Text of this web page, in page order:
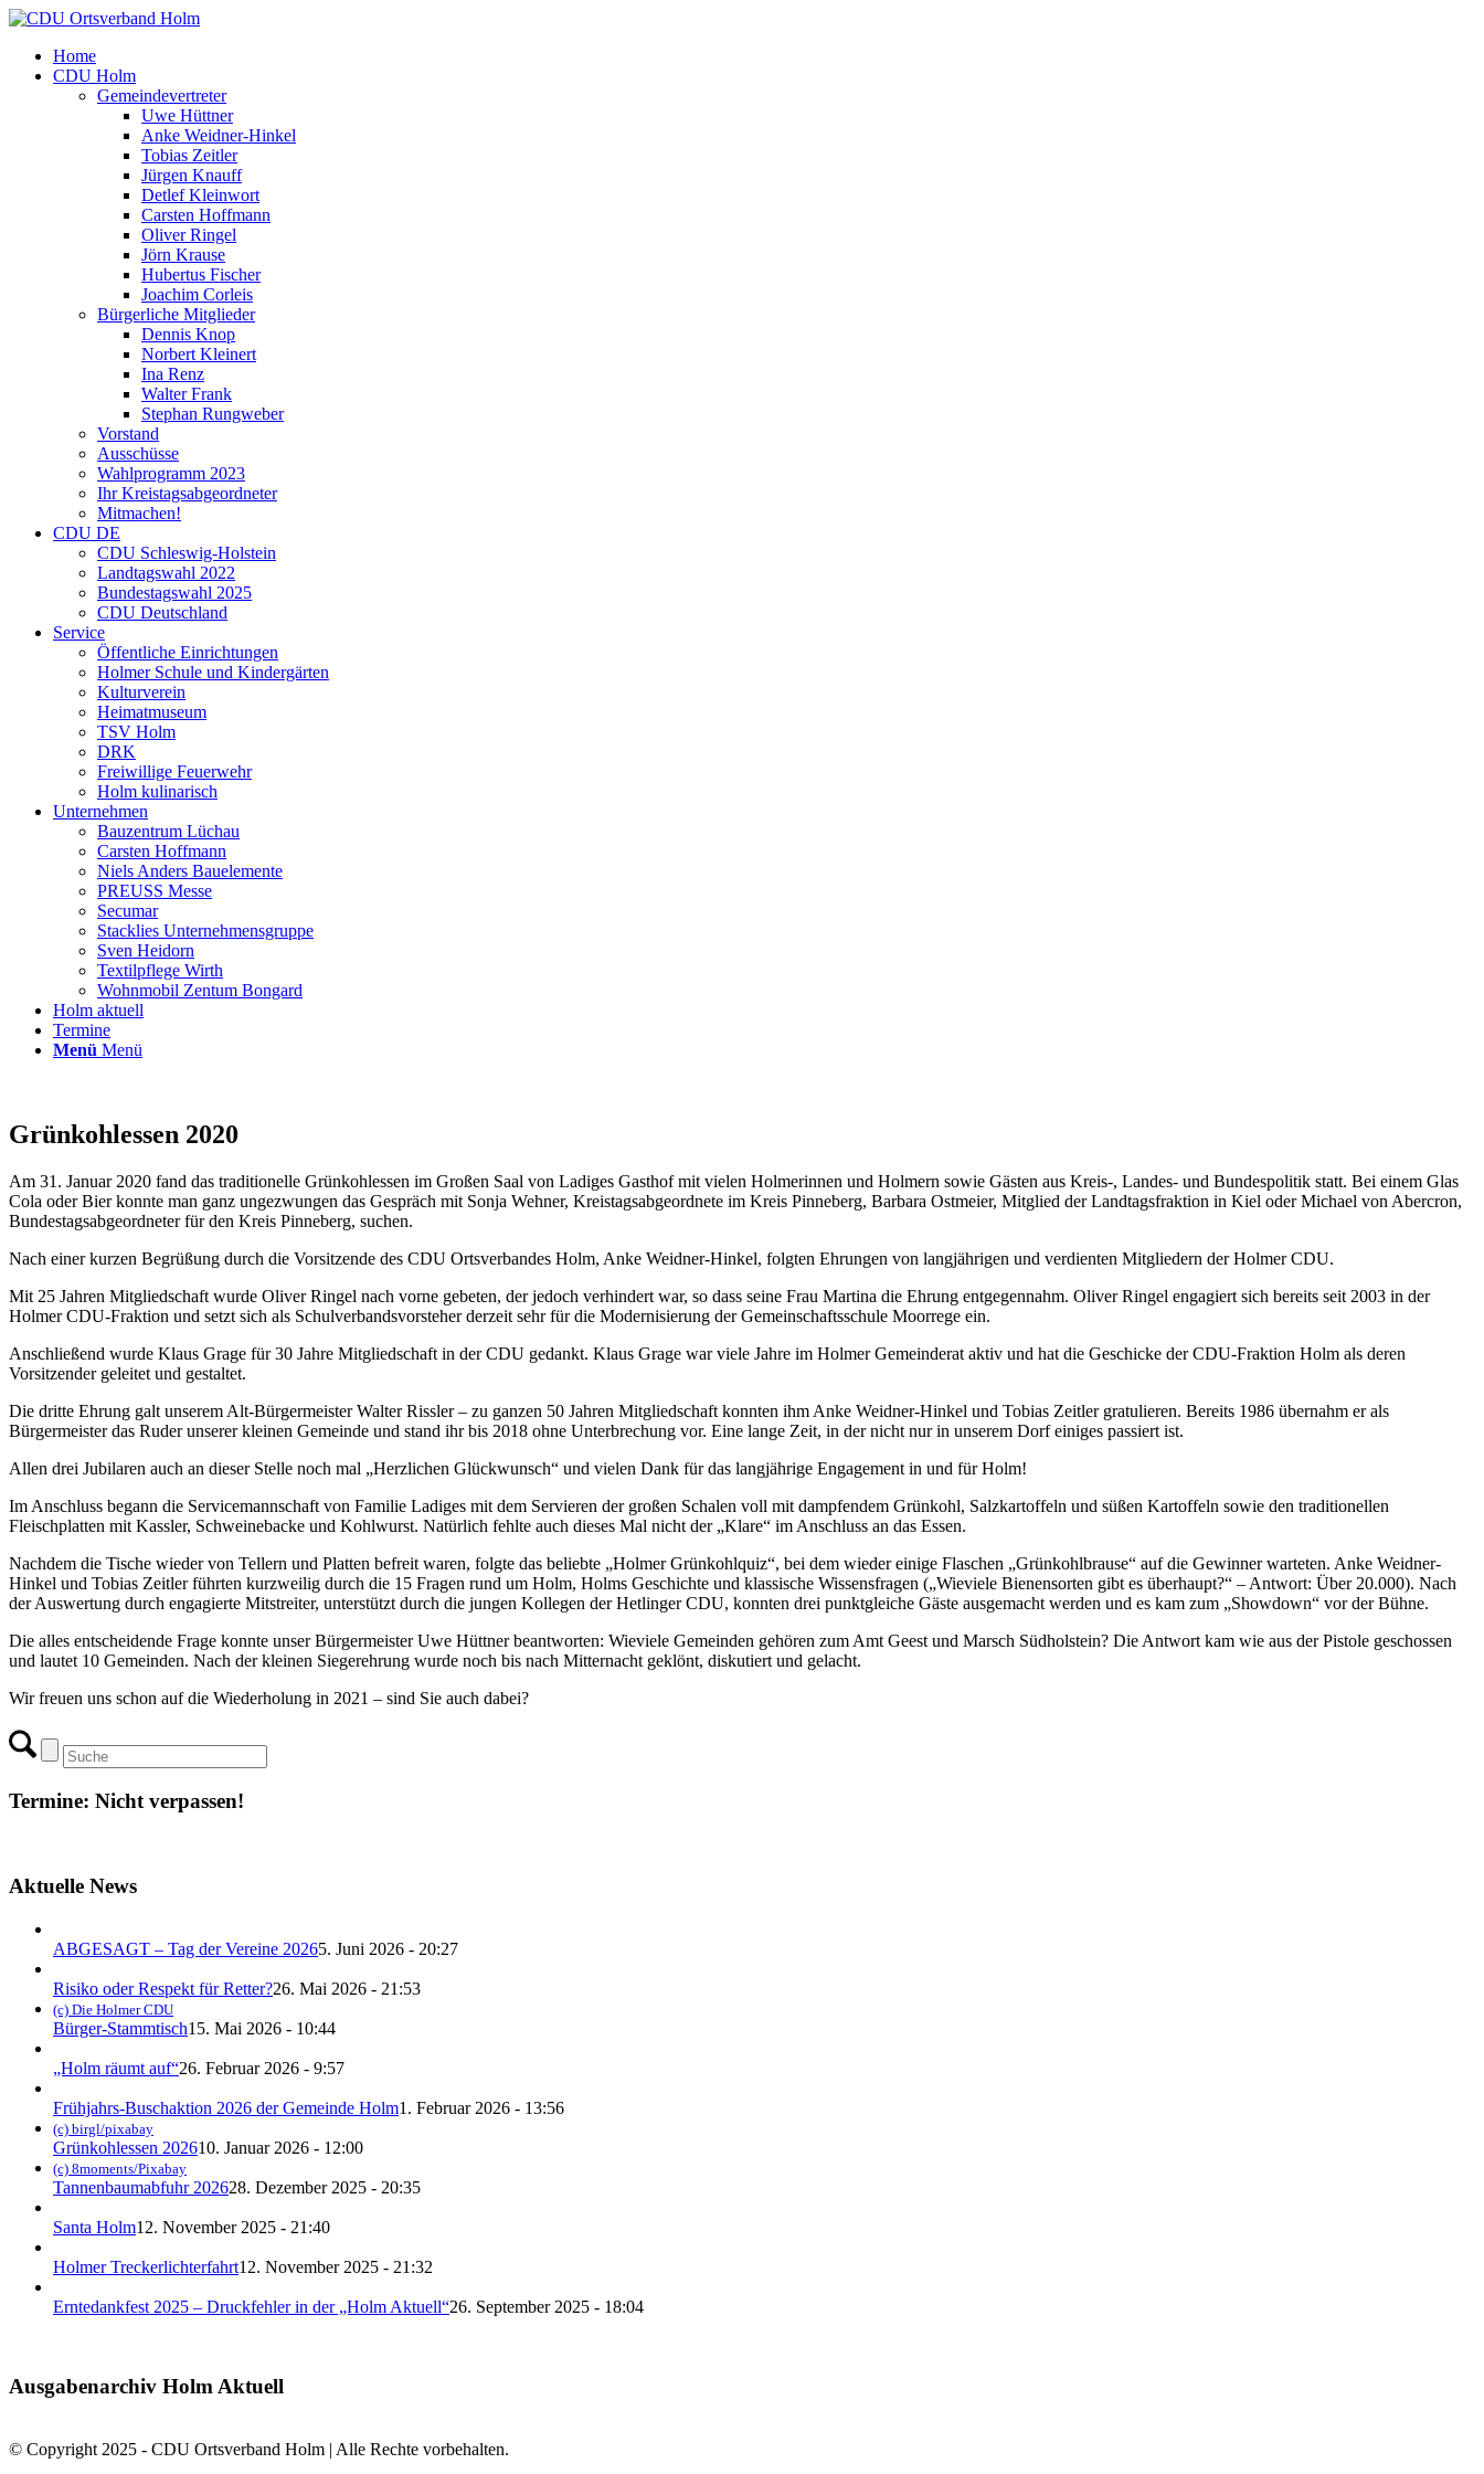
Home
CDU Holm
Gemeindevertreter
Uwe Hüttner
Anke Weidner-Hinkel
Tobias Zeitler
Jürgen Knauff
Detlef Kleinwort
Carsten Hoffmann
Oliver Ringel
Jörn Krause
Hubertus Fischer
Joachim Corleis
Bürgerliche Mitglieder
Dennis Knop
Norbert Kleinert
Ina Renz
Walter Frank
Stephan Rungweber
Vorstand
Ausschüsse
Wahlprogramm 2023
Ihr Kreistagsabgeordneter
Mitmachen!
CDU DE
CDU Schleswig-Holstein
Landtagswahl 2022
Bundestagswahl 2025
CDU Deutschland
Service
Öffentliche Einrichtungen
Holmer Schule und Kindergärten
Kulturverein
Heimatmuseum
TSV Holm
DRK
Freiwillige Feuerwehr
Holm kulinarisch
Unternehmen
Bauzentrum Lüchau
Carsten Hoffmann
Niels Anders Bauelemente
PREUSS Messe
Secumar
Stacklies Unternehmensgruppe
Sven Heidorn
Textilpflege Wirth
Wohnmobil Zentum Bongard
Holm aktuell
Termine
Menü Menü
Grünkohlessen 2020
Am 31. Januar 2020 fand das traditionelle Grünkohlessen im Großen Saal von Ladiges Gasthof mit vielen Holmerinnen und Holmern sowie Gästen aus Kreis-, Landes- und Bundespolitik statt. Bei einem Glas
Cola oder Bier konnte man ganz ungezwungen das Gespräch mit Sonja Wehner, Kreistagsabgeordnete im Kreis Pinneberg, Barbara Ostmeier, Mitglied der Landtagsfraktion in Kiel oder Michael von Abercron,
Bundestagsabgeordneter für den Kreis Pinneberg, suchen.
Nach einer kurzen Begrüßung durch die Vorsitzende des CDU Ortsverbandes Holm, Anke Weidner-Hinkel, folgten Ehrungen von langjährigen und verdienten Mitgliedern der Holmer CDU.
Mit 25 Jahren Mitgliedschaft wurde Oliver Ringel nach vorne gebeten, der jedoch verhindert war, so dass seine Frau Martina die Ehrung entgegennahm. Oliver Ringel engagiert sich bereits seit 2003 in der
Holmer CDU-Fraktion und setzt sich als Schulverbandsvorsteher derzeit sehr für die Modernisierung der Gemeinschaftsschule Moorrege ein.
Anschließend wurde Klaus Grage für 30 Jahre Mitgliedschaft in der CDU gedankt. Klaus Grage war viele Jahre im Holmer Gemeinderat aktiv und hat die Geschicke der CDU-Fraktion Holm als deren
Vorsitzender geleitet und gestaltet.
Die dritte Ehrung galt unserem Alt-Bürgermeister Walter Rissler – zu ganzen 50 Jahren Mitgliedschaft konnten ihm Anke Weidner-Hinkel und Tobias Zeitler gratulieren. Bereits 1986 übernahm er als
Bürgermeister das Ruder unserer kleinen Gemeinde und stand ihr bis 2018 ohne Unterbrechung vor. Eine lange Zeit, in der nicht nur in unserem Dorf einiges passiert ist.
Allen drei Jubilaren auch an dieser Stelle noch mal „Herzlichen Glückwunsch“ und vielen Dank für das langjährige Engagement in und für Holm!
Im Anschluss begann die Servicemannschaft von Familie Ladiges mit dem Servieren der großen Schalen voll mit dampfendem Grünkohl, Salzkartoffeln und süßen Kartoffeln sowie den traditionellen
Fleischplatten mit Kassler, Schweinebacke und Kohlwurst. Natürlich fehlte auch dieses Mal nicht der „Klare“ im Anschluss an das Essen.
Nachdem die Tische wieder von Tellern und Platten befreit waren, folgte das beliebte „Holmer Grünkohlquiz“, bei dem wieder einige Flaschen „Grünkohlbrause“ auf die Gewinner warteten. Anke Weidner-
Hinkel und Tobias Zeitler führten kurzweilig durch die 15 Fragen rund um Holm, Holms Geschichte und klassische Wissensfragen („Wieviele Bienensorten gibt es überhaupt?“ – Antwort: Über 20.000). Nach
der Auswertung durch engagierte Mitstreiter, unterstützt durch die jungen Kollegen der Hetlinger CDU, konnten drei punktgleiche Gäste ausgemacht werden und es kam zum „Showdown“ vor der Bühne.
Die alles entscheidende Frage konnte unser Bürgermeister Uwe Hüttner beantworten: Wieviele Gemeinden gehören zum Amt Geest und Marsch Südholstein? Die Antwort kam wie aus der Pistole geschossen
und lautet 10 Gemeinden. Nach der kleinen Siegerehrung wurde noch bis nach Mitternacht geklönt, diskutiert und gelacht.
Wir freuen uns schon auf die Wiederholung in 2021 – sind Sie auch dabei?
Termine: Nicht verpassen!
Aktuelle News
ABGESAGT – Tag der Vereine 20265. Juni 2026 - 20:27
Risiko oder Respekt für Retter?26. Mai 2026 - 21:53
(c) Die Holmer CDU
Bürger-Stammtisch15. Mai 2026 - 10:44
„Holm räumt auf“26. Februar 2026 - 9:57
Frühjahrs-Buschaktion 2026 der Gemeinde Holm1. Februar 2026 - 13:56
(c) birgl/pixabay
Grünkohlessen 202610. Januar 2026 - 12:00
(c) 8moments/Pixabay
Tannenbaumabfuhr 202628. Dezember 2025 - 20:35
Santa Holm12. November 2025 - 21:40
Holmer Treckerlichterfahrt12. November 2025 - 21:32
Erntedankfest 2025 – Druckfehler in der „Holm Aktuell“26. September 2025 - 18:04
Ausgabenarchiv Holm Aktuell
© Copyright 2025 - CDU Ortsverband Holm | Alle Rechte vorbehalten.